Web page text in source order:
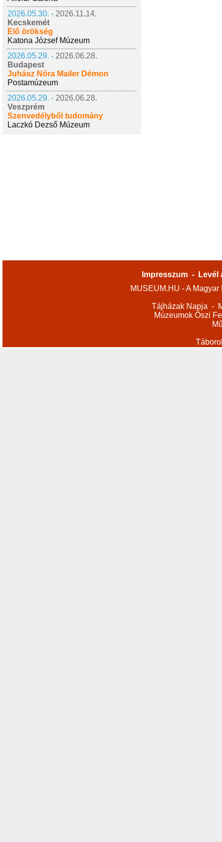
2026.05.30. - 2026.11.14.
Kecskemét
Élő örökség
Katona József Múzeum
2026.05.29. - 2026.06.28.
Budapest
Juhász Nóra Mailer Démon
Postamúzeum
2026.05.29. - 2026.06.28.
Veszprém
Szenvedélyből tudomány
Laczkó Dezső Múzeum
Impresszum -
Levél
MUSEUM.HU - A
Tájházak Napja -
Múzeumok Őszi